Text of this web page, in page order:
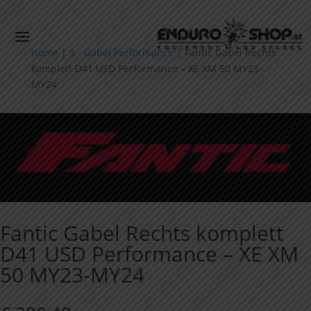
Home | 3 - Gabel Performance| Fantic Gabel Rechts
komplett D41 USD Performance – XE XM 50 MY23-
MY24
Fantic Gabel Rechts komplett
D41 USD Performance – XE XM
50 MY23-MY24